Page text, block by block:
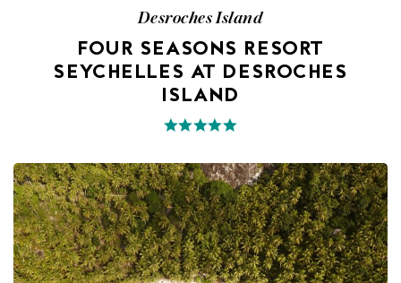
Desroches Island
FOUR SEASONS RESORT
SEYCHELLES AT DESROCHES
ISLAND